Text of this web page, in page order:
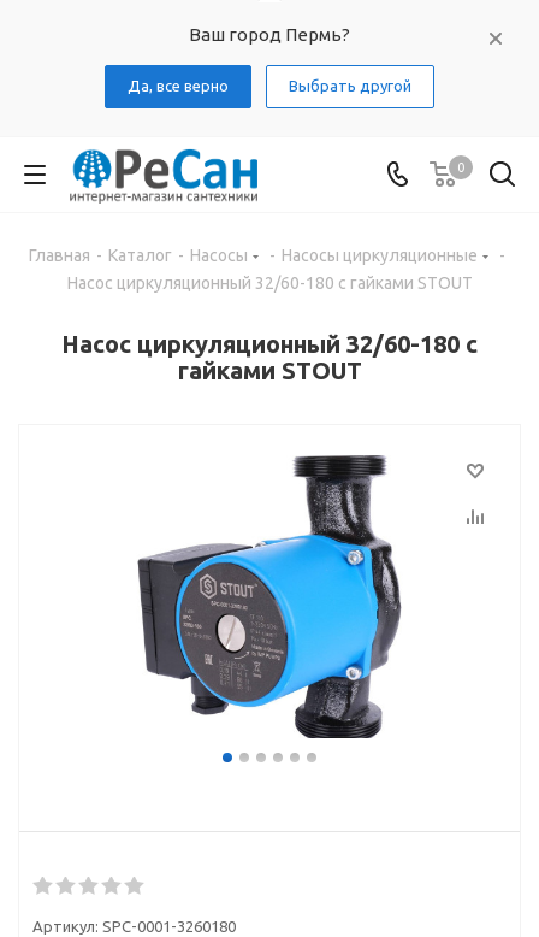
Ваш город Пермь?
Да, все верно Выбрать другой
0
Главная - Каталог - Насосы - Насосы циркуляционные
-
Насос циркуляционный 32/60-180 с гайками STOUT
Насос циркуляционный 32/60-180 с
гайками STOUT
Артикул: SPC-0001-3260180